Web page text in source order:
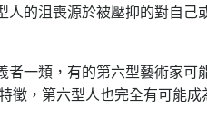
的沮喪源於被壓抑的對自己
者一類，有的第六型藝術家
徵，第六型人也完全有可能